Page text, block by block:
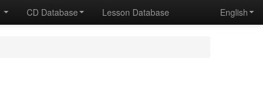
CD Database Lesson Database English